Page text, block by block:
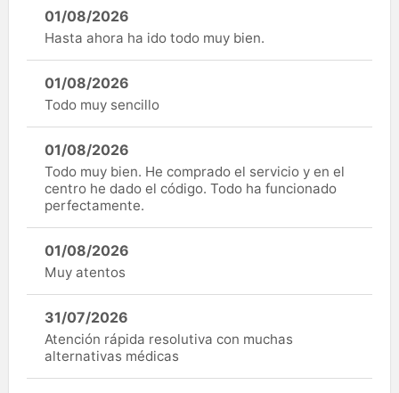
01/08/2026
Hasta ahora ha ido todo muy bien.
01/08/2026
Todo muy sencillo
01/08/2026
Todo muy bien. He comprado el servicio y en el
centro he dado el código. Todo ha funcionado
perfectamente.
01/08/2026
Muy atentos
31/07/2026
Atención rápida resolutiva con muchas
alternativas médicas